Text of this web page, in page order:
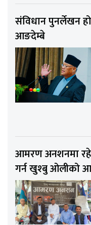
संविधान पुनर्लेखन
आङदेम्बे
आमरण अनशनमा
गर्न खुश्बु ओलीको